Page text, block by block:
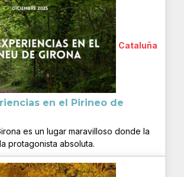
Cataluña
en el Pirineo de
es un lugar maravilloso donde la
protagonista absoluta.